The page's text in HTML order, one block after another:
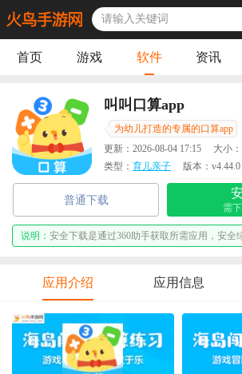
首页 游戏 软件 资讯
叫叫口算app
为幼儿打造的专属的口算app
更新： 2026-08-04 17:15 大小：
类型： 育儿亲子 版本：
普通下载
需
说明： 安全下载是通过360助手获取所需应用，安全
应用介绍 应用信息